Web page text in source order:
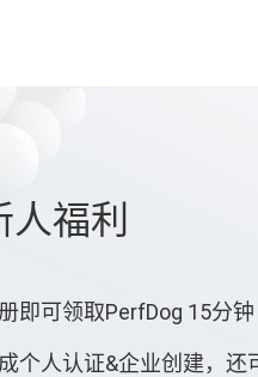
人福利
即可领取PerfDog 15分钟
个人认证&企业创建，还